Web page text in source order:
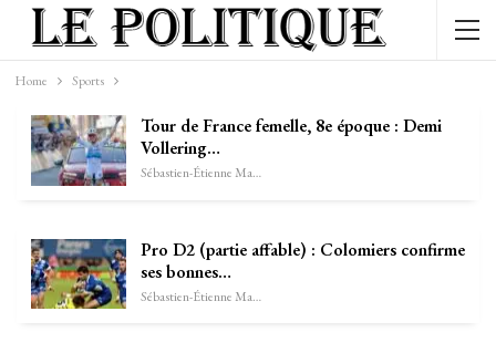
Home Sports
Tour de France femelle, 8e époque : Demi
Vollering…
Sébastien-Étienne Marechal
Pro D2 (partie affable) : Colomiers confirme
ses bonnes…
Sébastien-Étienne Marechal